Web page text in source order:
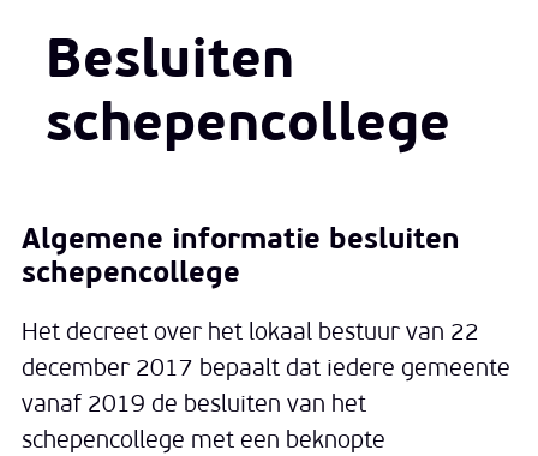
Besluiten
schepencollege
Algemene informatie besluiten
schepencollege
Het decreet over het lokaal bestuur van 22
december 2017 bepaalt dat iedere gemeente
vanaf 2019 de besluiten van het
schepencollege met een beknopte